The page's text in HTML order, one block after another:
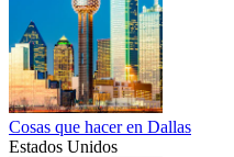
Cosas que hacer en Dallas
Estados Unidos